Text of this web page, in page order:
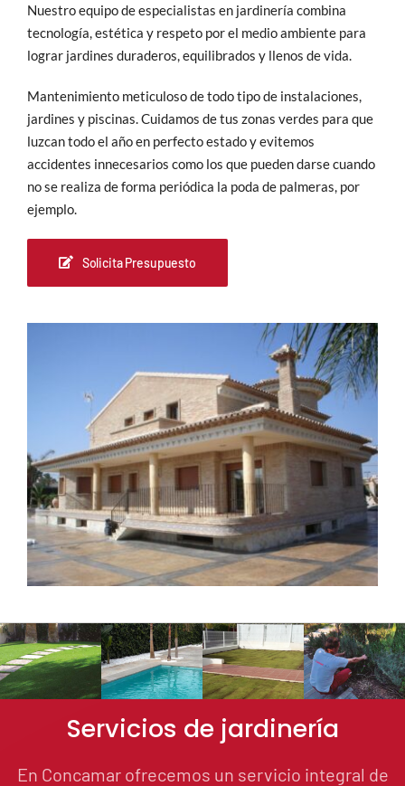
Nuestro equipo de especialistas en jardinería combina
tecnología, estética y respeto por el medio ambiente para
lograr jardines duraderos, equilibrados y llenos de vida.
Mantenimiento meticuloso de todo tipo de instalaciones,
jardines y piscinas. Cuidamos de tus zonas verdes para que
luzcan todo el año en perfecto estado y evitemos
accidentes innecesarios como los que pueden darse cuando
no se realiza de forma periódica la poda de palmeras, por
ejemplo.
Solicita Presupuesto
Servicios de jardinería
En Concamar ofrecemos un servicio integral de